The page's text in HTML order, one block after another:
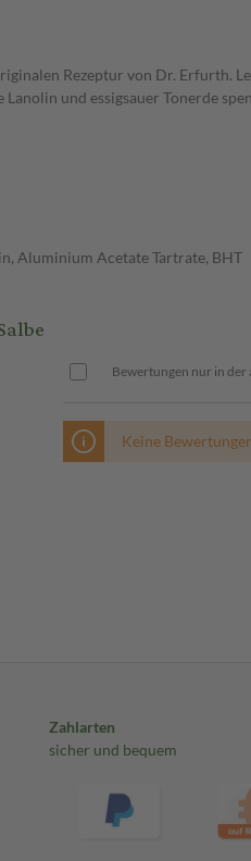
Rezeptur von Dr. Erfurth.
und essigsauer Tonerde
Aluminium Acetate Tartrate, BHT
Bewertungen nur in der
Keine
Zahlarten
sicher und bequem